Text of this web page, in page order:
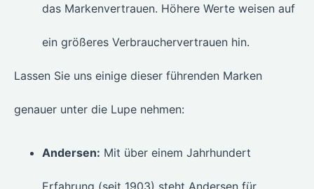
das Markenvertrauen. Höhere Werte weisen auf
ein größeres Verbrauchervertrauen hin.
Lassen Sie uns einige dieser führenden Marken
genauer unter die Lupe nehmen:
Andersen: Mit über einem Jahrhundert